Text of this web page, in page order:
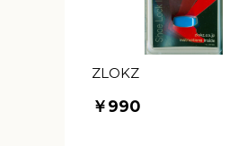
ZLOKZ
￥990